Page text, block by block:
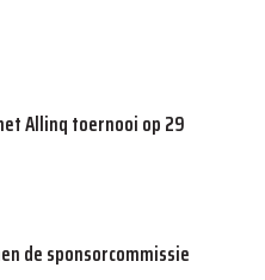
Allinq toernooi op 29
de sponsorcommissie